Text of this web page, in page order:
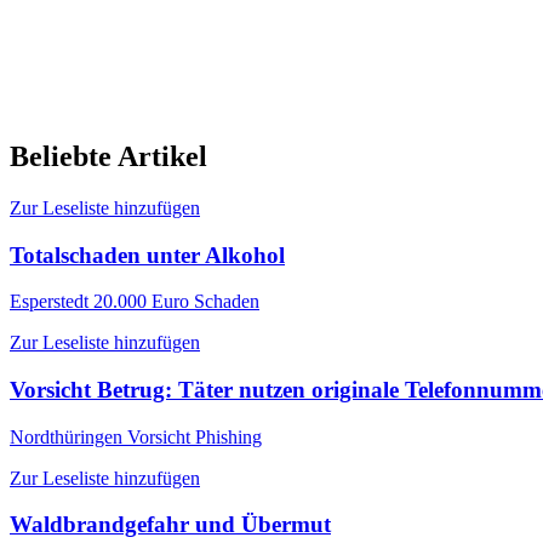
Beliebte Artikel
Zur Leseliste hinzufügen
Totalschaden unter Alkohol
Esperstedt 20.000 Euro Schaden
Zur Leseliste hinzufügen
Vorsicht Betrug: Täter nutzen originale
Nordthüringen Vorsicht Phishing
Zur Leseliste hinzufügen
Waldbrandgefahr und Übermut